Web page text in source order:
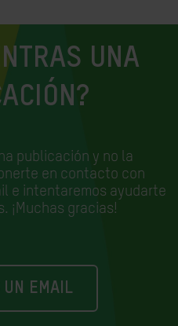
UNA
publicación y no la
en contacto con
e intentaremos ayudarte
¡Muchas gracias!
UN EMAIL